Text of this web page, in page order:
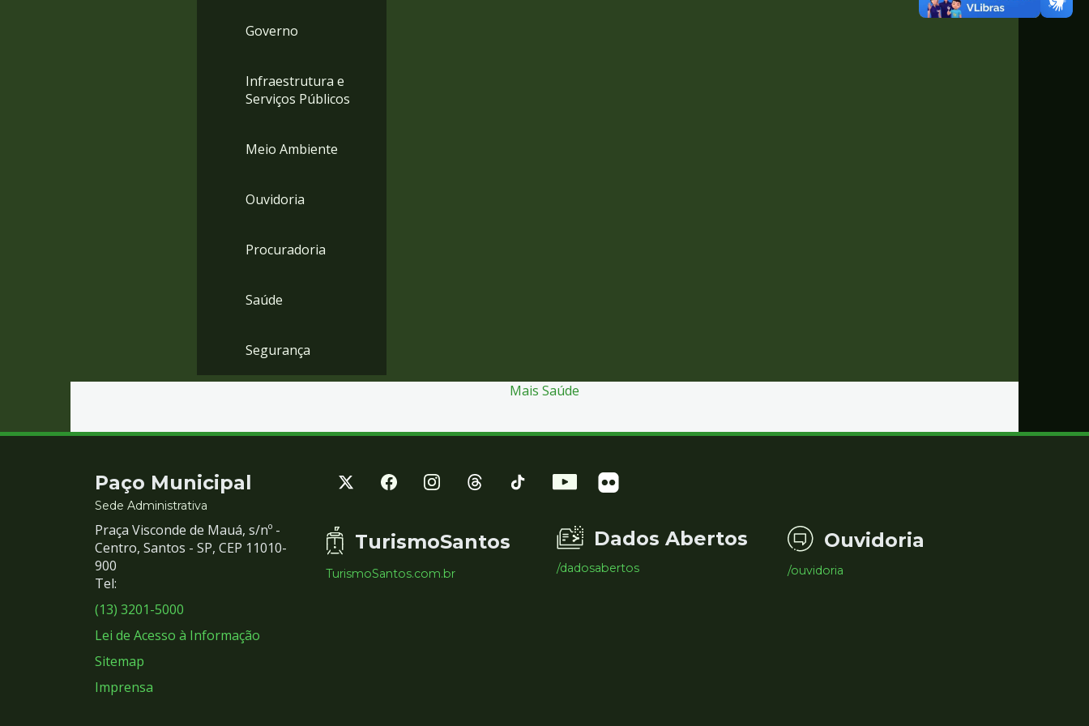
Governo
Infraestrutura e
Serviços Públicos
Meio Ambiente
Ouvidoria
Procuradoria
Saúde
Segurança
Mais Saúde
Contato
e
Redes
Sociais
Paço Municipal
Sede Administrativa
Praça Visconde de Mauá, s/nº -
Centro, Santos - SP, CEP 11010-
900
Tel:
(13) 3201-5000
Lei de Acesso à Informação
Sitemap
Imprensa
TurismoSantos
TurismoSantos.com.br
Dados Abertos
/dadosabertos
Ouvidoria
/ouvidoria